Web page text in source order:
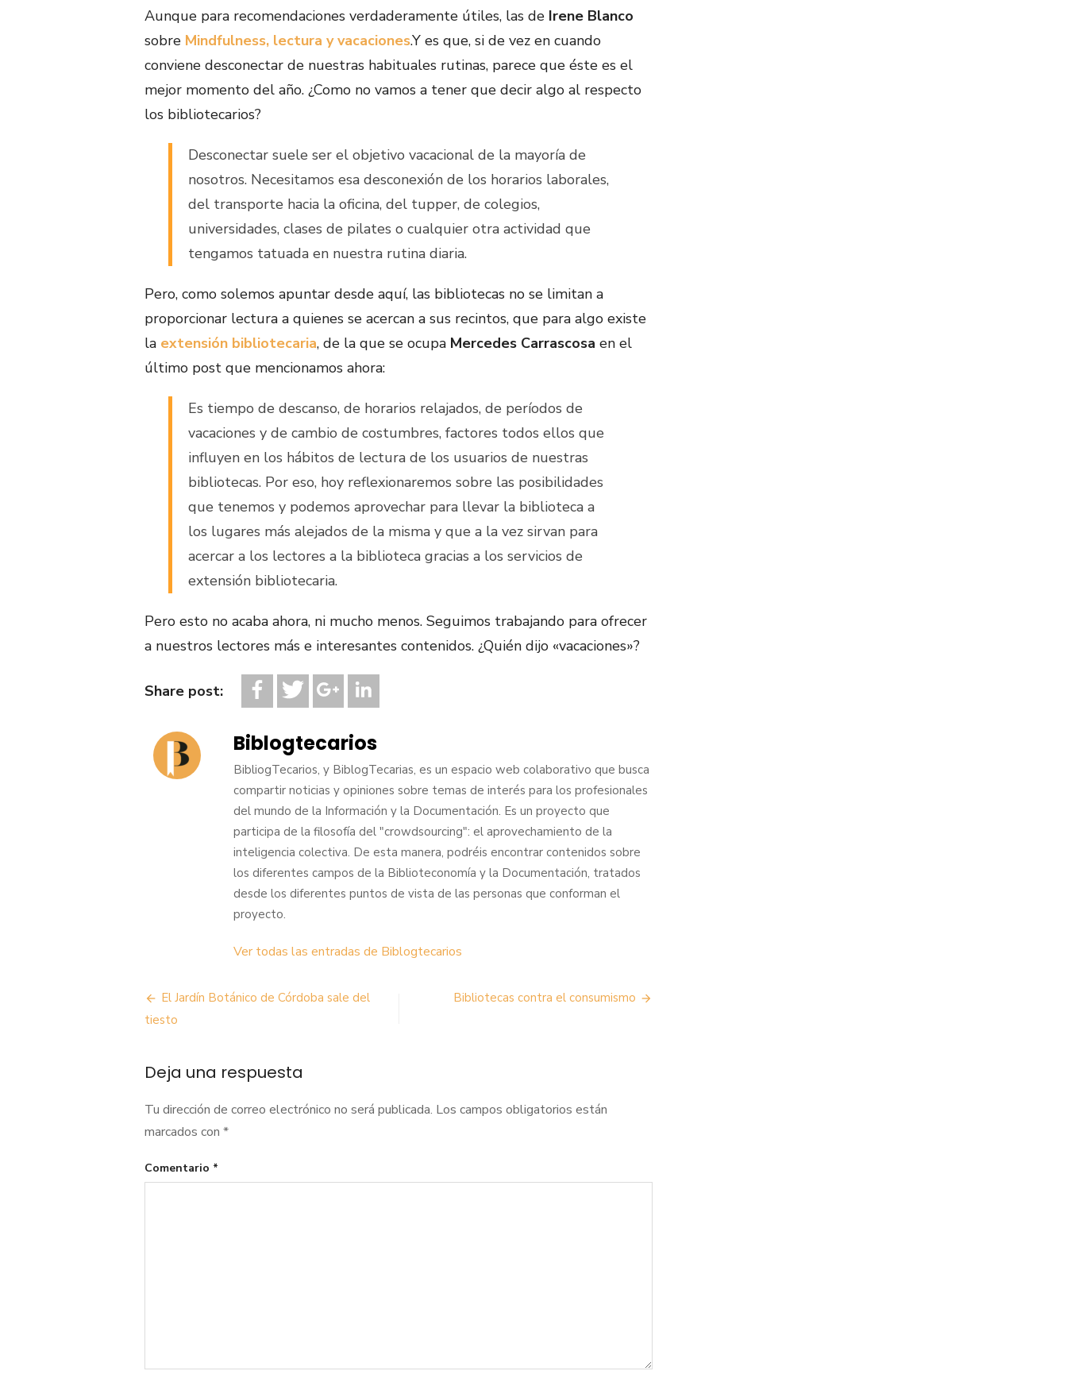
Aunque para recomendaciones verdaderamente útiles, las de Irene Blanco
sobre Mindfulness, lectura y vacaciones.Y es que, si de vez en cuando
conviene desconectar de nuestras habituales rutinas, parece que éste es el
mejor momento del año. ¿Como no vamos a tener que decir algo al respecto
los bibliotecarios?
Desconectar suele ser el objetivo vacacional de la mayoría de
nosotros. Necesitamos esa desconexión de los horarios laborales,
del transporte hacia la oficina, del tupper, de colegios,
universidades, clases de pilates o cualquier otra actividad que
tengamos tatuada en nuestra rutina diaria.
Pero, como solemos apuntar desde aquí, las bibliotecas no se limitan a
proporcionar lectura a quienes se acercan a sus recintos, que para algo existe
la extensión bibliotecaria, de la que se ocupa Mercedes Carrascosa en el
último post que mencionamos ahora:
Es tiempo de descanso, de horarios relajados, de períodos de
vacaciones y de cambio de costumbres, factores todos ellos que
influyen en los hábitos de lectura de los usuarios de nuestras
bibliotecas. Por eso, hoy reflexionaremos sobre las posibilidades
que tenemos y podemos aprovechar para llevar la biblioteca a
los lugares más alejados de la misma y que a la vez sirvan para
acercar a los lectores a la biblioteca gracias a los servicios de
extensión bibliotecaria.
Pero esto no acaba ahora, ni mucho menos. Seguimos trabajando para ofrecer
a nuestros lectores más e interesantes contenidos. ¿Quién dijo «vacaciones»?
Share post:
Biblogtecarios
BibliogTecarios, y BiblogTecarias, es un espacio web colaborativo que busca
compartir noticias y opiniones sobre temas de interés para los profesionales
del mundo de la Información y la Documentación. Es un proyecto que
participa de la filosofía del "crowdsourcing": el aprovechamiento de la
inteligencia colectiva. De esta manera, podréis encontrar contenidos sobre
los diferentes campos de la Biblioteconomía y la Documentación, tratados
desde los diferentes puntos de vista de las personas que conforman el
proyecto.
Ver todas las entradas de Biblogtecarios
Navegación
de
El Jardín Botánico de Córdoba sale del
tiesto
Bibliotecas contra el consumismo
Deja una respuesta
Tu dirección de correo electrónico no será publicada. Los campos obligatorios están
marcados con *
Comentario *